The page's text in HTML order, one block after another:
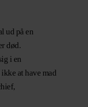
ud på en
død.
i en
at have mad